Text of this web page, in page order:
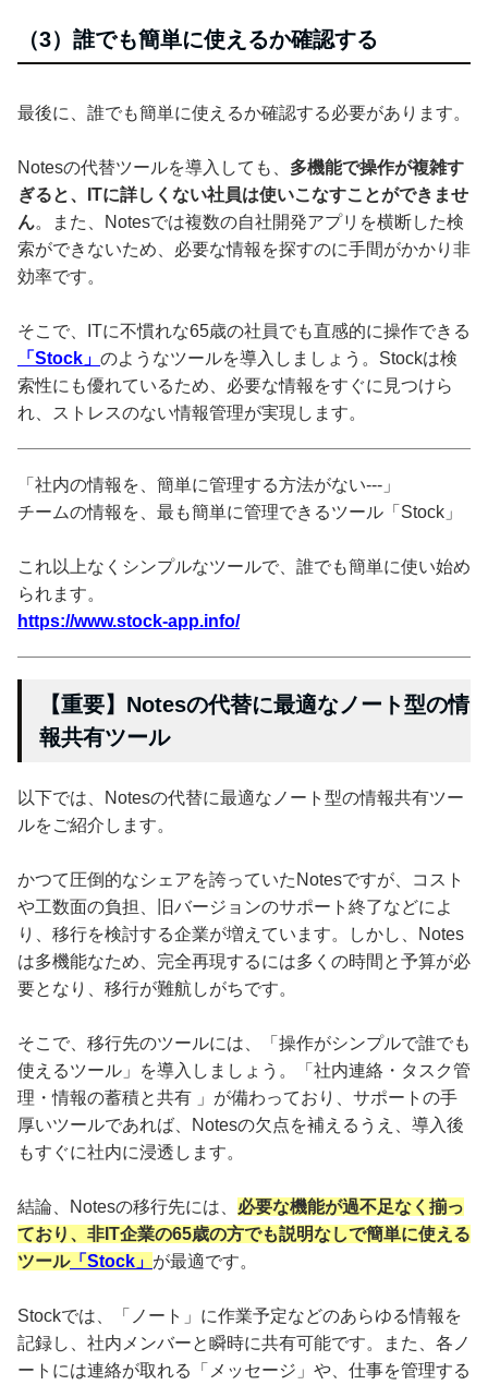
（3）誰でも簡単に使えるか確認する
最後に、誰でも簡単に使えるか確認する必要があります。
Notesの代替ツールを導入しても、 多機能で操作が複雑す
ぎると、ITに詳しくない社員は使いこなすことができませ
ん。また、Notesでは複数の自社開発アプリを横断した検
索ができないため、必要な情報を探すのに手間がかかり非
効率です。
そこで、ITに不慣れな65歳の社員でも直感的に操作できる
「Stock」 のようなツールを導入しましょう。Stockは検
索性にも優れているため、必要な情報をすぐに見つけら
れ、ストレスのない情報管理が実現します。
「社内の情報を、簡単に管理する方法がない---」
チームの情報を、最も簡単に管理できるツール「Stock」
これ以上なくシンプルなツールで、誰でも簡単に使い始め
られます。
https://www.stock-app.info/
【重要】Notesの代替に最適なノート型の情
報共有ツール
以下では、Notesの代替に最適なノート型の情報共有ツー
ルをご紹介します。
かつて圧倒的なシェアを誇っていたNotesですが、コスト
や工数面の負担、旧バージョンのサポート終了などによ
り、移行を検討する企業が増えています。しかし、Notes
は多機能なため、完全再現するには多くの時間と予算が必
要となり、移行が難航しがちです。
そこで、移行先のツールには、「操作がシンプルで誰でも
使えるツール」を導入しましょう。「社内連絡・タスク管
理・情報の蓄積と共有 」が備わっており、サポートの手
厚いツールであれば、Notesの欠点を補えるうえ、導入後
もすぐに社内に浸透します。
結論、Notesの移行先には、 必要な機能が過不足なく揃っ
ており、非IT企業の65歳の方でも説明なしで簡単に使える
ツール「Stock」 が最適です。
Stockでは、「ノート」に作業予定などのあらゆる情報を
記録し、社内メンバーと瞬時に共有可能です。また、各ノ
ートには連絡が取れる「メッセージ」や、仕事を管理する